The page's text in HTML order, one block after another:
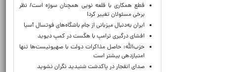
قطع همکاری با قلعه نویی همچنان سوژه است/ نظر
برخی مسئولان تغییر کرد!
ایران به‌دنبال میزبانی از جام باشگاه‌های فوتسال آسیا
افشای درگیری ترامپ با هگست در کمپ دیوید
حزب‌الله: حاصل مذاکرات دولت با صهیونیست‌ها تنها
امتیازدهی‌ بیشتر است
صدای انفجار در پاکدشت شنیدید نگران نشوید